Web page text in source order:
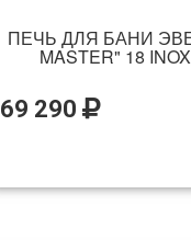
ПЕЧЬ ДЛЯ БАНИ
MASTER" 18
69 290